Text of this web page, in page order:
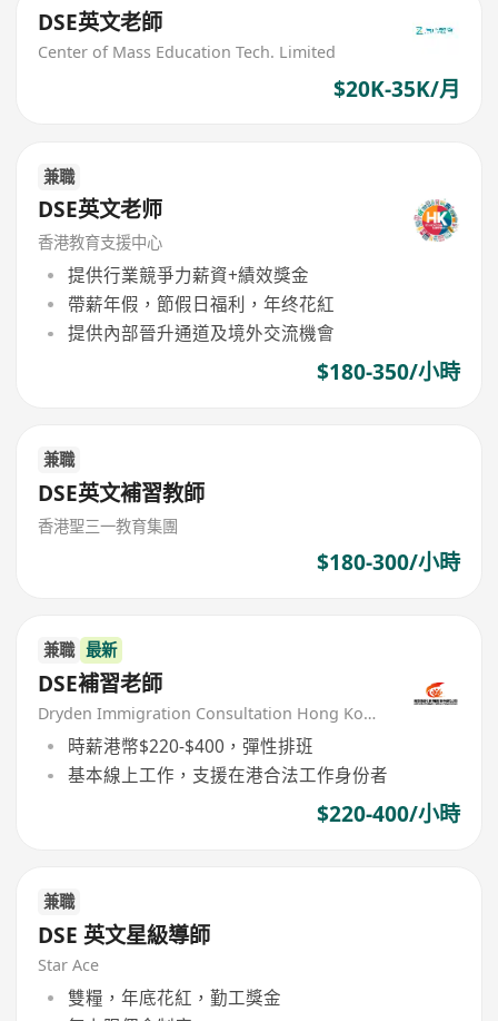
DSE英文老師
Center of Mass Education Tech. Limited
$20K-35K/月
兼職
DSE英文老师
香港教育支援中心
提供行業競爭力薪資+績效獎金
帶薪年假，節假日福利，年终花紅
提供內部晉升通道及境外交流機會
$180-350/小時
兼職
DSE英文補習教師
香港聖三一教育集團
$180-300/小時
兼職 最新
DSE補習老師
Dryden Immigration Consultation Hong Kong Limited
時薪港幣$220-$400，彈性排班
基本線上工作，支援在港合法工作身份者
$220-400/小時
兼職
DSE 英文星級導師
Star Ace
雙糧，年底花紅，勤工獎金